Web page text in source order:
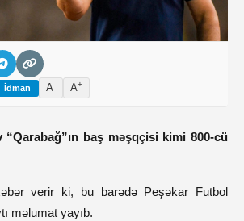
İdman A- A+
baş məşqçisi kimi 800-cü
verir ki, bu barədə Peşəkar Futbol
məlumat yayıb.